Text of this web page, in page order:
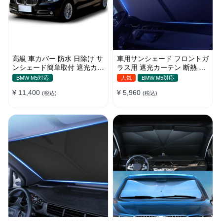
高級 車カバー 防水 日除け サ
ンシェード簡単取付 遮光カー
テン 日焼け対策 断熱 汎用
BMW M5対応
¥ 11,400 (税込)
車用サンシェード フロントガ
ラス用 遮光カーテン 断熱 日
焼け 汎用 UVカット 取付簡単
人気 BMW M5対応
¥ 5,960 (税込)